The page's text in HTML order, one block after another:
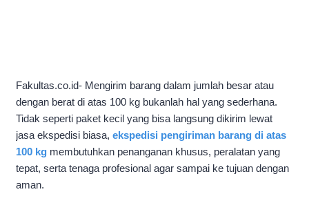
Fakultas.co.id- Mengirim barang dalam jumlah besar atau
dengan berat di atas 100 kg bukanlah hal yang sederhana.
Tidak seperti paket kecil yang bisa langsung dikirim lewat
jasa ekspedisi biasa, ekspedisi pengiriman barang di atas
100 kg membutuhkan penanganan khusus, peralatan yang
tepat, serta tenaga profesional agar sampai ke tujuan dengan
aman.